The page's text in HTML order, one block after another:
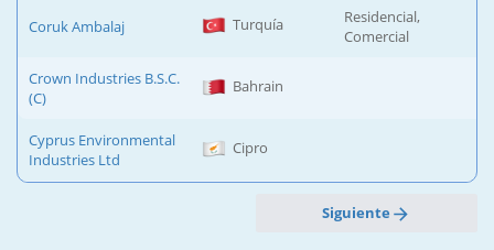
Coruk Ambalaj Turquía
Residencial,
Comercial
Crown Industries B.S.C.
(C)
Bahrain
Cyprus Environmental
Industries Ltd
Cipro
Siguiente